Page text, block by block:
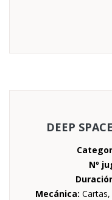
DEEP
Nº
Mecánica: